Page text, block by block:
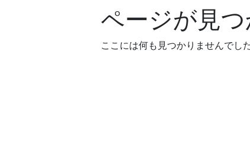
ページが見つ
ここには何も見つかりませんでした